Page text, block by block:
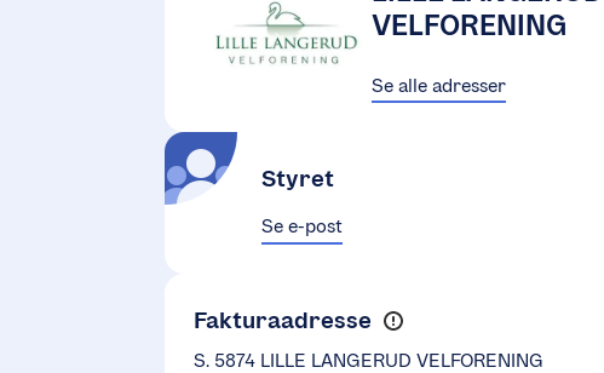
VELFORENING
Se alle adresser
Styret
Se e-post
Fakturaadresse
S. 5874 LILLE LANGERUD VELFORENING